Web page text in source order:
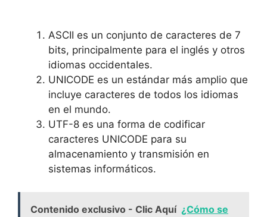
ASCII es un conjunto de caracteres de 7
bits, principalmente para ​el inglés y otros
idiomas occidentales.
UNICODE es un ‍estándar más amplio que‌
incluye caracteres de todos los ‌idiomas
en el mundo.
UTF-8 es una forma de codificar
⁣caracteres UNICODE para su
almacenamiento y transmisión en
sistemas ​informáticos.
Contenido exclusivo - Clic Aquí ¿Cómo se